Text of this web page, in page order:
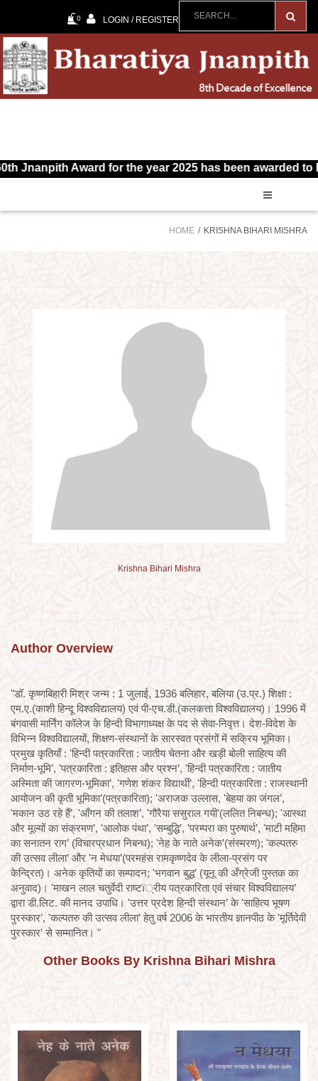
0 LOGIN / REGISTER
Award for the year 2025 has been awarded to R.
HOME KRISHNA BIHARI MISHRA
Krishna Bihari Mishra
Author Overview
"डॉ. कृष्णबिहारी मिश्र जन्म : 1 जुलाई, 1936 बलिहार, बलिया (उ.प्र.) शिक्षा :
एम.ए.(काशी हिन्दू विश्वविद्यालय) एवं पी-एच.डी.(कलकत्ता विश्वविद्यालय)। 1996 में
बंगवासी मार्निंग कॉलेज के हिन्दी विभागाध्यक्ष के पद से सेवा-निवृत्त। देश-विदेश के
विभिन्न विश्वविद्यालयों, शिक्षण-संस्थानों के सारस्वत प्रसंगों में सक्रिय भूमिका।
प्रमुख कृतियाँ : 'हिन्दी पत्रकारिता : जातीय चेतना और खड़ी बोली साहित्य की
निर्माण-भूमि’, 'पत्रकारिता : इतिहास और प्रश्न’, 'हिन्दी पत्रकारिता : जातीय
अस्मिता की जागरण-भूमिका’, 'गणेश शंकर विद्यार्थी’, 'हिन्दी पत्रकारिता : राजस्थानी
आयोजन की कृती भूमिका’(पत्रकारिता); 'अराजक उल्लास, 'बेहया का जंगल’,
'मकान उठ रहे हैं’, 'आँगन की तलाश’, 'गौरैया ससुराल गयी’(ललित निबन्ध); 'आस्था
और मूल्यों का संक्रमण’, 'आलोक पंथा’, 'सम्बुद्धि’, 'परम्परा का पुरुषार्थ’, 'माटी महिमा
का सनातन राग’ (विचारप्रधान निबन्ध); 'नेह के नाते अनेक’(संस्मरण); 'कल्पतरु
की उत्सव लीला’ और 'न मेधया’(परमहंस रामकृष्णदेव के लीला-प्रसंग पर
केन्द्रित)। अनेक कृतियों का सम्पादन; 'भगवान बुद्ध’ (यूनू की अँग्रेजी पुस्तक का
अनुवाद)। 'माखन लाल चतुर्वेदी राष्टï्रीय पत्रकारिता एवं संचार विश्वविद्यालय’
द्वारा डी.लिट. की मानद उपाधि। 'उत्तर प्रदेश हिन्दी संस्थान’ के 'साहित्य भूषण
पुरस्कार’, 'कल्पतरु की उत्सव लीला’ हेतु वर्ष 2006 के भारतीय ज्ञानपीठ के 'मूर्तिदेवी
पुरस्कार’ से सम्मानित। "
Other Books By Krishna Bihari Mishra